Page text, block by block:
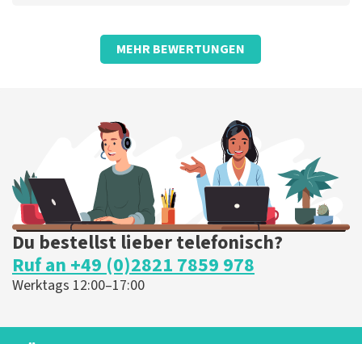
Bewertung von - Wim van der Strate überTopTicketShop
Superschnelle Ticketbestellung dank
Perfekter Service und Auftragsabwicklung
Die Rezension wurde übersetzt Original anzeigen
MEHR BEWERTUNGEN
Du bestellst lieber telefonisch?
Ruf an +49 (0)2821 7859 978
Werktags 12:00–17:00